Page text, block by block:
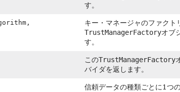
す。
キー・マネージャのファクト
TrustManagerFactoryオブ
す。
このTrustManagerFactory
バイダを返します。
信頼データの種類ごとに1つ